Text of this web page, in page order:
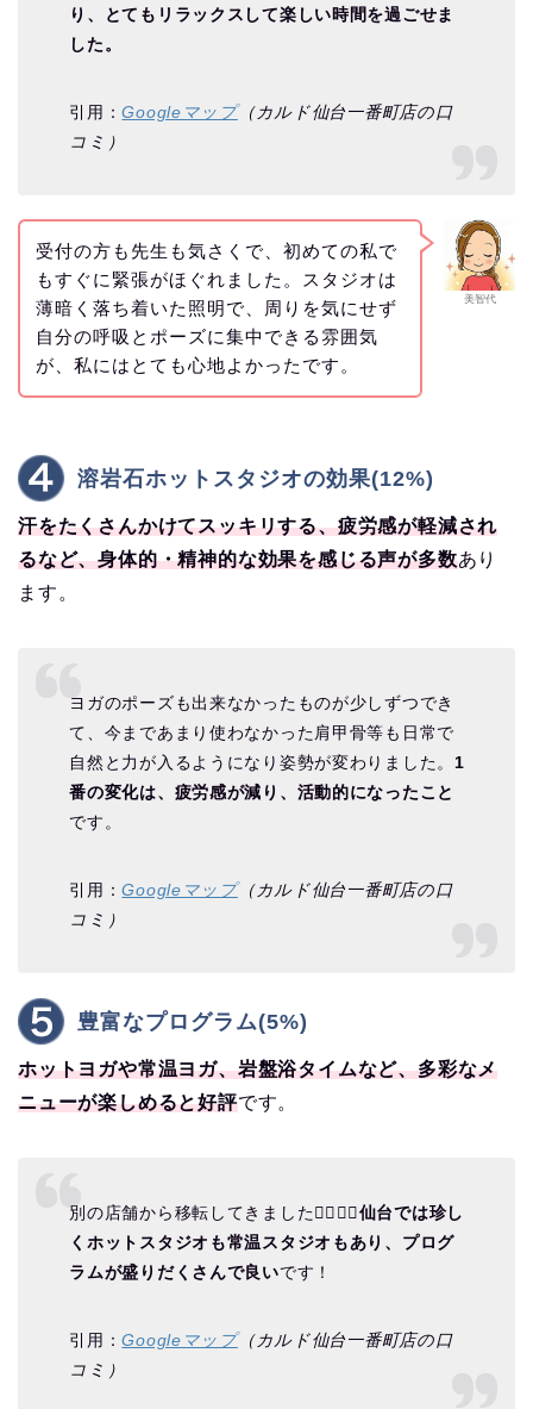
り、とてもリラックスして楽しい時間を過ごせま
した。
引用：Googleマップ（カルド仙台一番町店の口
コミ）
美智代
受付の方も先生も気さくで、初めての私で
もすぐに緊張がほぐれました。スタジオは
薄暗く落ち着いた照明で、周りを気にせず
自分の呼吸とポーズに集中できる雰囲気
が、私にはとても心地よかったです。
溶岩石ホットスタジオの効果(12%)
汗をたくさんかけてスッキリする、疲労感が軽減され
るなど、身体的・精神的な効果を感じる声が多数あり
ます。
ヨガのポーズも出来なかったものが少しずつでき
て、今まであまり使わなかった肩甲骨等も日常で
自然と力が入るようになり姿勢が変わりました。1
番の変化は、疲労感が減り、活動的になったこと
です。
引用：Googleマップ（カルド仙台一番町店の口
コミ）
豊富なプログラム(5%)
ホットヨガや常温ヨガ、岩盤浴タイムなど、多彩なメ
ニューが楽しめると好評です。
別の店舗から移転してきました🧘‍♀️🧘‍♀️仙台では珍し
くホットスタジオも常温スタジオもあり、プログ
ラムが盛りだくさんで良いです！
引用：Googleマップ（カルド仙台一番町店の口
コミ）